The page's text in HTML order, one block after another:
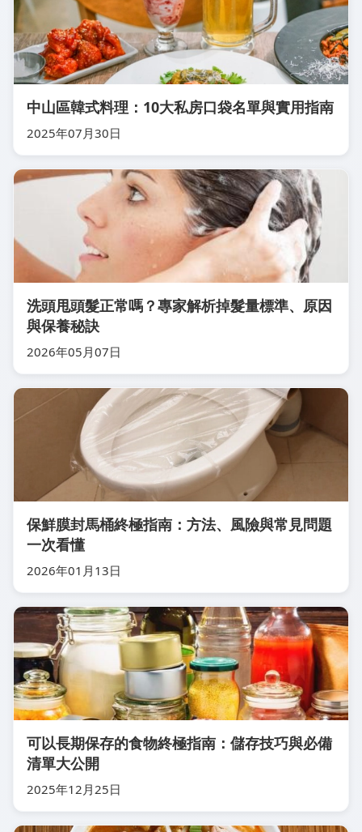
中山區韓式料理：10大私房口袋名單與實用指南
2025年07月30日
洗頭甩頭髮正常嗎？專家解析掉髮量標準、原因
與保養秘訣
2026年05月07日
保鮮膜封馬桶終極指南：方法、風險與常見問題
一次看懂
2026年01月13日
可以長期保存的食物終極指南：儲存技巧與必備
清單大公開
2025年12月25日